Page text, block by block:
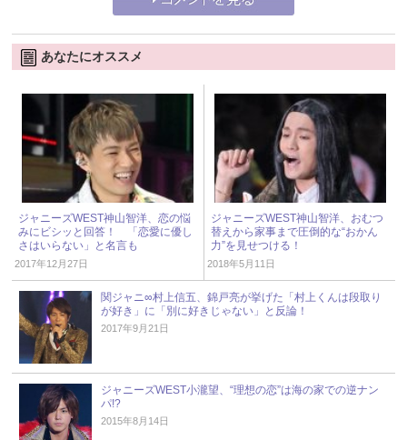
あなたにオススメ
ジャニーズWEST神山智洋、恋の悩
みにビシッと回答！ 「恋愛に優し
さはいらない」と名言も
2017年12月27日
ジャニーズWEST神山智洋、おむつ
替えから家事まで圧倒的な“おかん
力”を見せつける！
2018年5月11日
関ジャニ∞村上信五、錦戸亮が挙げた「村上くんは段取り
が好き」に「別に好きじゃない」と反論！
2017年9月21日
ジャニーズWEST小瀧望、“理想の恋”は海の家での逆ナン
パ!?
2015年8月14日